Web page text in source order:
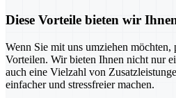
Diese Vorteile bieten wir
Wenn Sie mit uns umziehen
Vorteilen. Wir bieten Ihnen nicht nur
auch eine Vielzahl von
einfacher und stressfreier machen.